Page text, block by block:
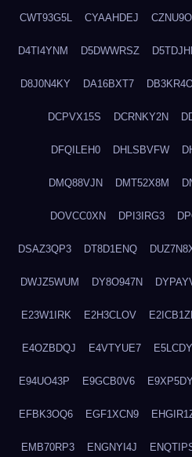
CWT93G5L CYAAHDEJ
D4TI4YNM D5DWWRSZ
D8J0N4KY DA16BXT7
DCPVX15S DCRNKY2N
DFQILEH0 DHLSBVFW
DMQ88VJN DMT52X8M
DOVCC0XN DPI3IRG3
DSAZ3QP3 DT8D1ENQ
DWJZ5WUM DY8O947N
E23W1IRK E2H3CLOV
E4OZBDQJ E4VTYUE7
E94UO43P E9GCB0V6
EFBK3OQ6 EGF1XCN9
EMB70RP3 ENGNYI4J